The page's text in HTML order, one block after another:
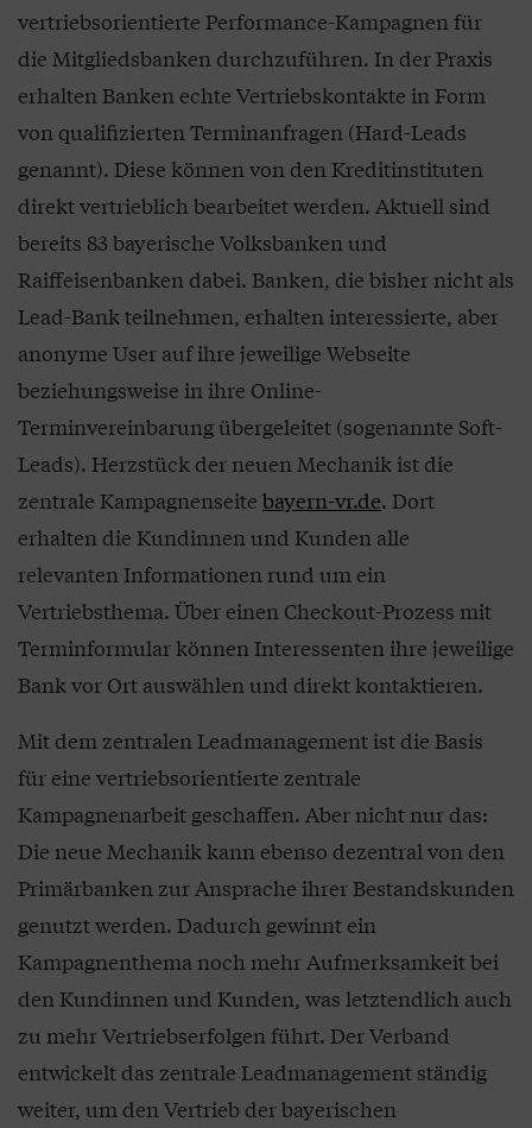
vertriebsorientierte Performance-Kampagnen für
die Mitgliedsbanken durchzuführen. In der Praxis
erhalten Banken echte Vertriebskontakte in Form
von qualifizierten Terminanfragen (Hard-Leads
genannt). Diese können von den Kreditinstituten
direkt vertrieblich bearbeitet werden. Aktuell sind
bereits 83 bayerische Volksbanken und
Raiffeisenbanken dabei. Banken, die bisher nicht als
Lead-Bank teilnehmen, erhalten interessierte, aber
anonyme User auf ihre jeweilige Webseite
beziehungsweise in ihre Online-
Terminvereinbarung übergeleitet (sogenannte Soft-
Leads). Herzstück der neuen Mechanik ist die
zentrale Kampagnenseite bayern-vr.de. Dort
erhalten die Kundinnen und Kunden alle
relevanten Informationen rund um ein
Vertriebsthema. Über einen Checkout-Prozess mit
Terminformular können Interessenten ihre jeweilige
Bank vor Ort auswählen und direkt kontaktieren.
Mit dem zentralen Leadmanagement ist die Basis
für eine vertriebsorientierte zentrale
Kampagnenarbeit geschaffen. Aber nicht nur das:
Die neue Mechanik kann ebenso dezentral von den
Primärbanken zur Ansprache ihrer Bestandskunden
genutzt werden. Dadurch gewinnt ein
Kampagnenthema noch mehr Aufmerksamkeit bei
den Kundinnen und Kunden, was letztendlich auch
zu mehr Vertriebserfolgen führt. Der Verband
entwickelt das zentrale Leadmanagement ständig
weiter, um den Vertrieb der bayerischen